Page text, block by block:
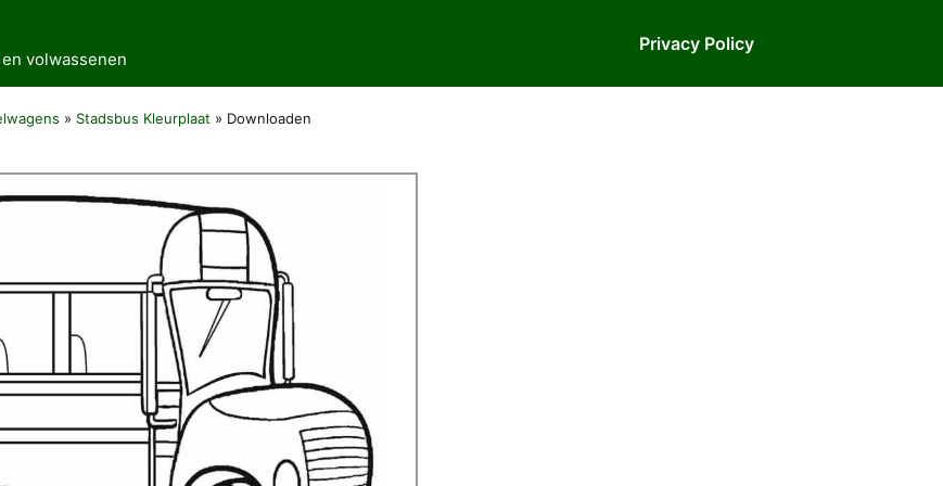
volwassenen
Privacy Policy
» Stadsbus Kleurplaat » Downloaden